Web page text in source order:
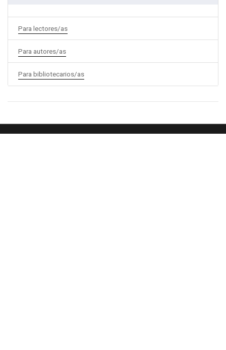
Para lectores/as
Para autores/as
Para bibliotecarios/as